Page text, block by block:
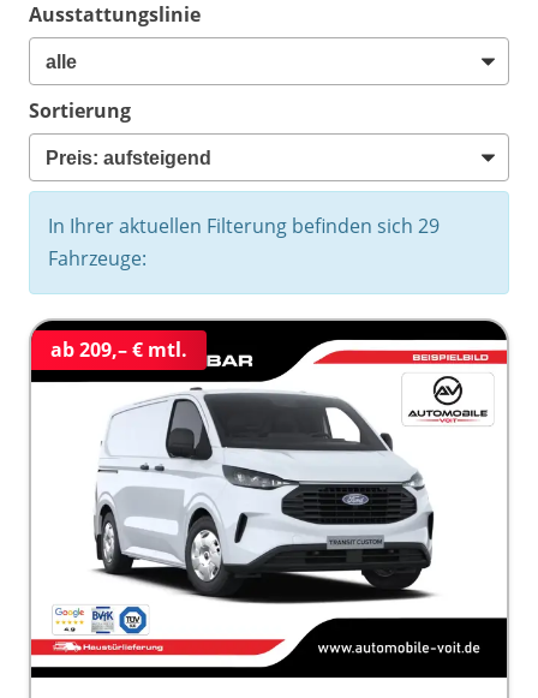
Ausstattungslinie
Sortierung
In Ihrer aktuellen Filterung befinden sich 29
Fahrzeuge:
ab 209,– € mtl.